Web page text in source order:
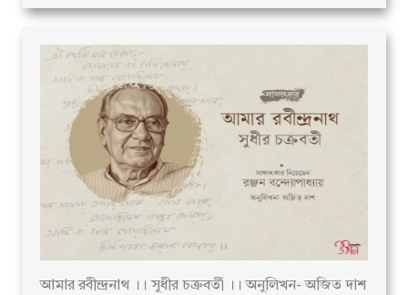
আমার রবীন্দ্রনাথ ।। সুধীর চক্রবর্তী ।। অনুলিখন- অজিত দাশ